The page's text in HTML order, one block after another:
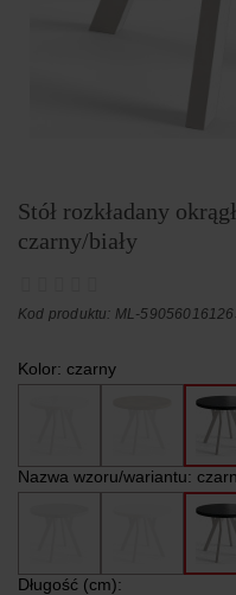
Stół rozkładany
czarny/biały
Kod produktu: ML-
Kolor: czarny
Nazwa wzoru/wariantu:
Długość (cm):